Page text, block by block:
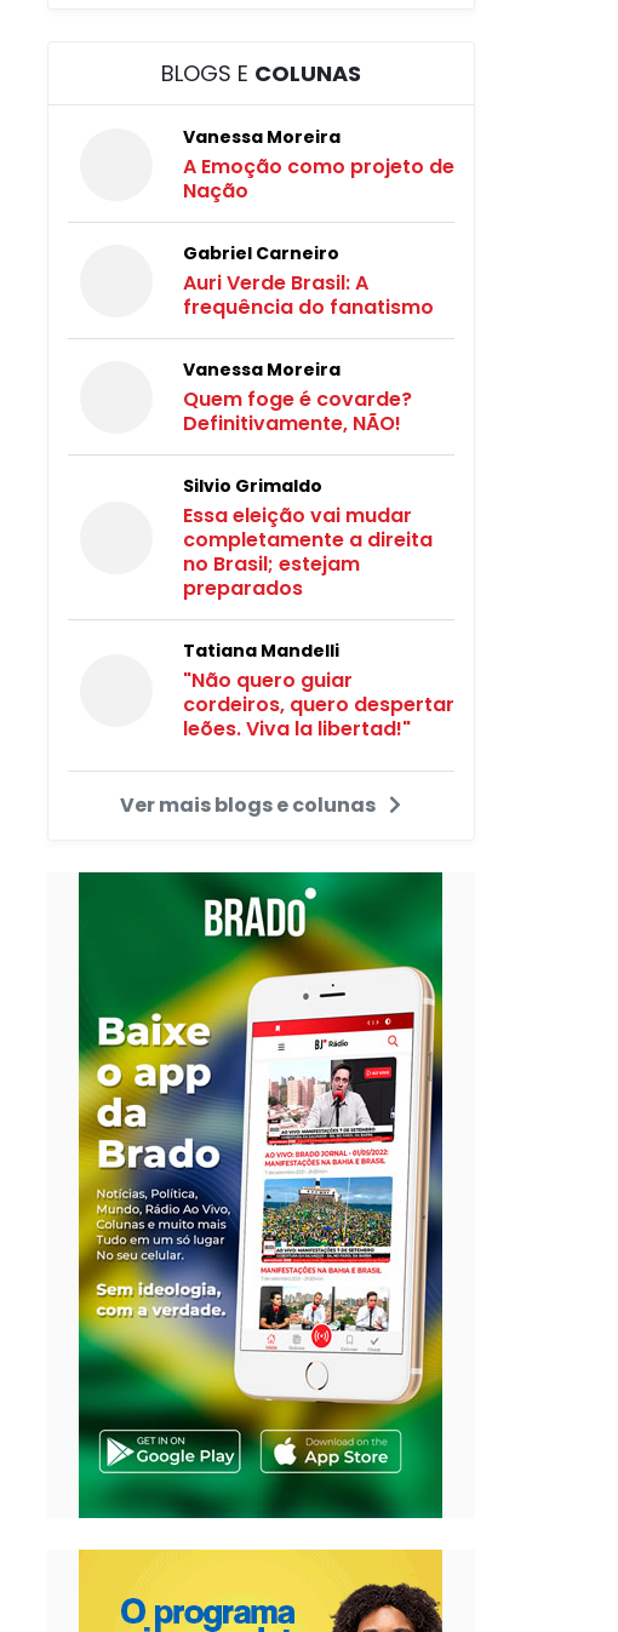
BLOGS E COLUNAS
Vanessa Moreira
A Emoção como projeto de
Nação
Gabriel Carneiro
Auri Verde Brasil: A
frequência do fanatismo
Vanessa Moreira
Quem foge é covarde?
Definitivamente, NÃO!
Silvio Grimaldo
Essa eleição vai mudar
completamente a direita
no Brasil; estejam
preparados
Tatiana Mandelli
"Não quero guiar
cordeiros, quero despertar
leões. Viva la libertad!"
Ver mais blogs e colunas